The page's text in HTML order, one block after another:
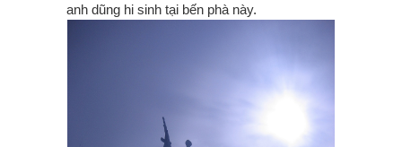
anh dũng hi sinh tại bến phà này.